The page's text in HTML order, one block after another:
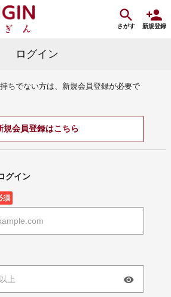
さがす 新規登録
ログイン
ちでない方は、新規会員登録が必要で
規会員登録はこちら
グイン
須